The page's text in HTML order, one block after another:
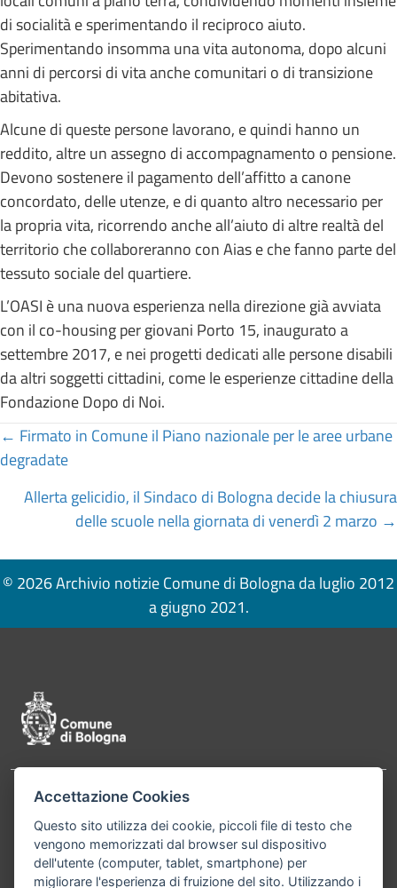
di socialità e sperimentando il reciproco aiuto.
Sperimentando insomma una vita autonoma, dopo alcuni
anni di percorsi di vita anche comunitari o di transizione
abitativa.
Alcune di queste persone lavorano, e quindi hanno un
reddito, altre un assegno di accompagnamento o pensione.
Devono sostenere il pagamento dell’affitto a canone
concordato, delle utenze, e di quanto altro necessario per
la propria vita, ricorrendo anche all’aiuto di altre realtà del
territorio che collaboreranno con Aias e che fanno parte del
tessuto sociale del quartiere.
L’OASI è una nuova esperienza nella direzione già avviata
con il co-housing per giovani Porto 15, inaugurato a
settembre 2017, e nei progetti dedicati alle persone disabili
da altri soggetti cittadini, come le esperienze cittadine della
Fondazione Dopo di Noi.
Posts
navigation
← Firmato in Comune il Piano nazionale per le aree urbane
degradate
Allerta gelicidio, il Sindaco di Bologna decide la chiusura
delle scuole nella giornata di venerdì 2 marzo →
© 2026 Archivio notizie Comune di Bologna da luglio 2012
a giugno 2021.
Contatti
Bologna P.Iva 01232710374 Cod. IBAN: IT 88 R
02008 02435 000020067156
Accettazione Cookies
Questo sito utilizza dei cookie, piccoli file di testo che
vengono memorizzati dal browser sul dispositivo
dell'utente (computer, tablet, smartphone) per
migliorare l'esperienza di fruizione del sito. Utilizzando i